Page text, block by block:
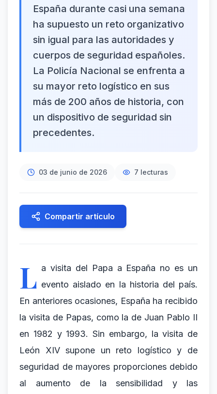
España durante casi una semana
ha supuesto un reto organizativo
sin igual para las autoridades y
cuerpos de seguridad españoles.
La Policía Nacional se enfrenta a
su mayor reto logístico en sus
más de 200 años de historia, con
un dispositivo de seguridad sin
precedentes.
03 de junio de 2026 7 lecturas
Compartir artículo
L a visita del Papa a España no es un
evento aislado en la historia del país.
En anteriores ocasiones, España ha recibido
la visita de Papas, como la de Juan Pablo II
en 1982 y 1993. Sin embargo, la visita de
León XIV supone un reto logístico y de
seguridad de mayores proporciones debido
al aumento de la sensibilidad y las